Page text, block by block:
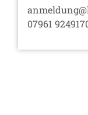
07961